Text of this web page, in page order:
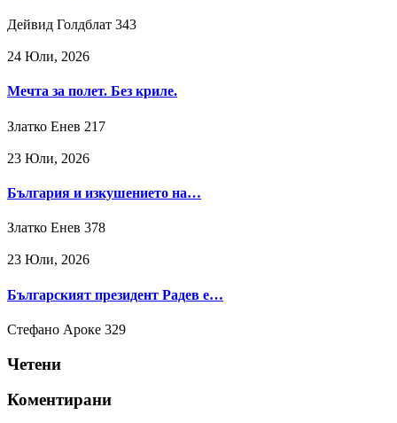
Дейвид Голдблат 343
24 Юли, 2026
Мечта за полет. Без криле.
Златко Енев 217
23 Юли, 2026
България и изкушението на…
Златко Енев 378
23 Юли, 2026
Българският президент Радев е…
Стефано Ароке 329
Четени
Коментирани